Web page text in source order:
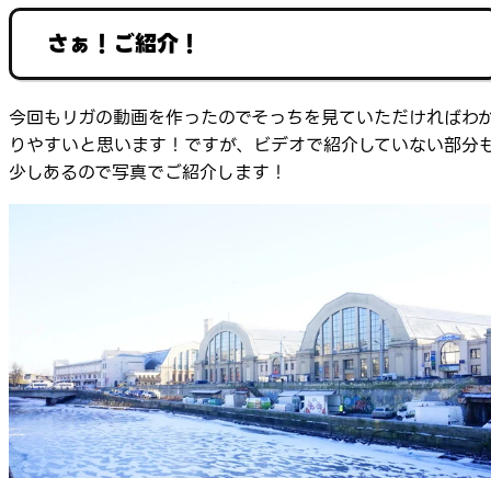
さぁ！ご紹介！
今回もリガの動画を作ったのでそっちを見ていただければわ
りやすいと思います！ですが、ビデオで紹介していない部分
少しあるので写真でご紹介します！